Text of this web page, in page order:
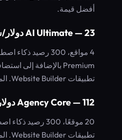
أفضل قيمة.
AI Ultimate — 23 دولار/شهر
تطبيقات Website Builder. المواقع الإضافية 6 دولار/موقع. احصل على 12 شهرًا مقابل 270 دولارًا (السعر العادي 540 دولارًا).
Agency Core — 112 دولار/شهر
تطبيقات Website Builder. المواقع الإضافية 6 دولار/موقع. احصل على 12 شهرًا مقابل 1344 دولارًا (السعر العادي 1920 دولارًا).